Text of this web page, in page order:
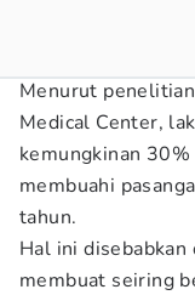
Menurut
Medical Center,
kemungkinan
membuahi
tahun.
Hal ini
membuat seiring